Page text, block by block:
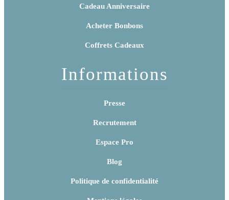
Cadeau Anniversaire
Acheter Bonbons
Coffrets Cadeaux
Informations
Presse
Recrutement
Espace Pro
Blog
Politique de confidentialité